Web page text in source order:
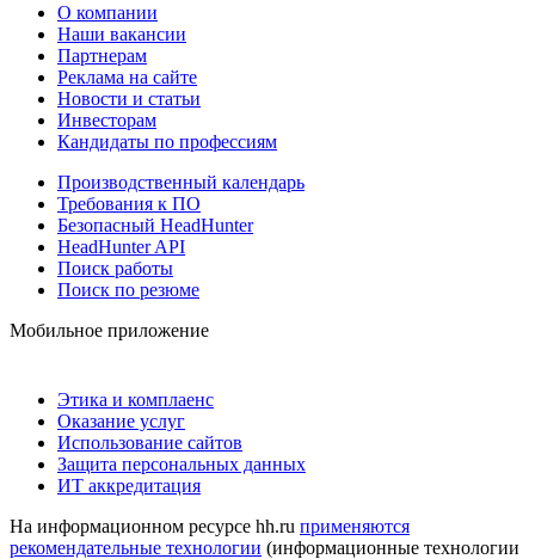
О компании
Наши вакансии
Партнерам
Реклама на сайте
Новости и статьи
Инвесторам
Кандидаты по профессиям
Производственный календарь
Требования к ПО
Безопасный HeadHunter
HeadHunter API
Поиск работы
Поиск по резюме
Мобильное приложение
Этика и комплаенс
Оказание услуг
Использование сайтов
Защита персональных данных
ИТ аккредитация
На информационном ресурсе hh.ru применяются
рекомендательные технологии (информационные технологии